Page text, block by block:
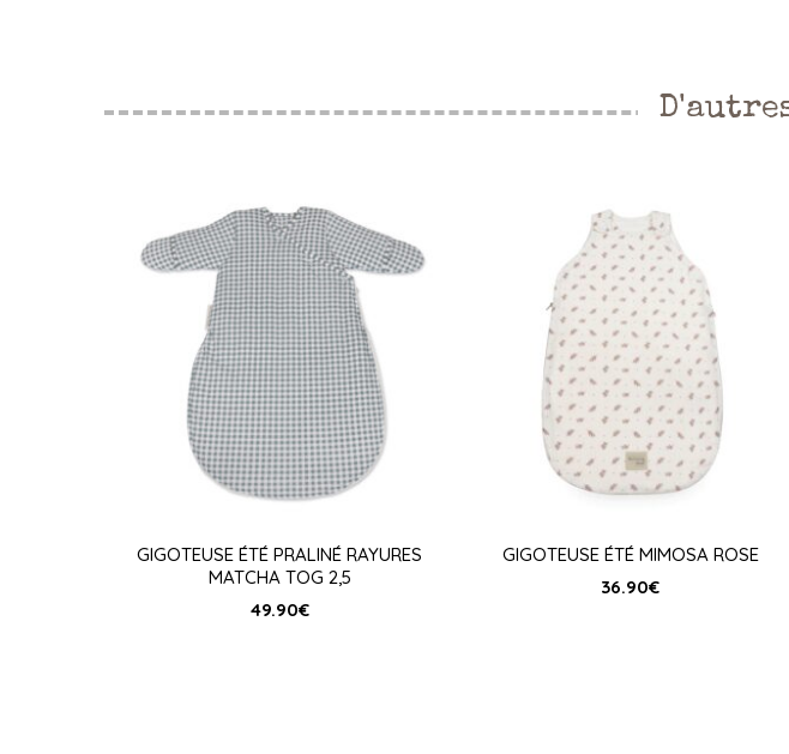
GIGOTEUSE ÉTÉ PRALINÉ RAYURES
MATCHA TOG 2,5
49.90€
GIGOTEUSE ÉTÉ MIMOSA ROSE
36.90€